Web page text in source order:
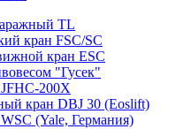
TL
кран FSC/SC
кран ESC
"Гусек"
200X
кран DBJ 30 (Eoslift)
(Yale, Германия)